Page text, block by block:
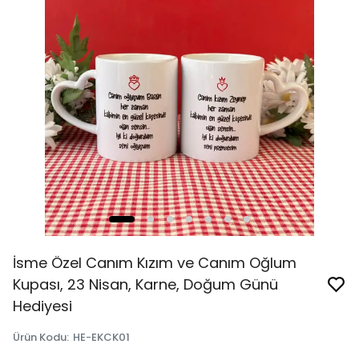
İsme Özel Canım Kızım ve Canım Oğlum
Kupası, 23 Nisan, Karne, Doğum Günü
Hediyesi
Ürün Kodu: HE-EKCK01